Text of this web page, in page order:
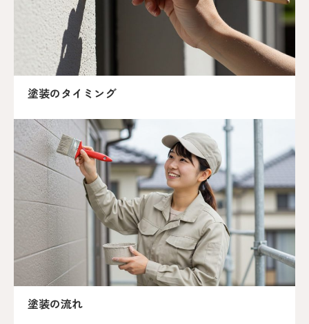
塗装のタイミング
塗装の流れ